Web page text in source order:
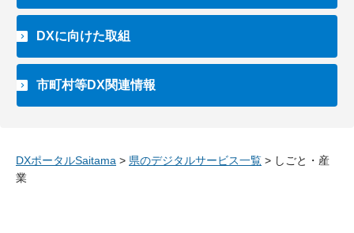
DXに向けた取組
市町村等DX関連情報
DXポータルSaitama > 県のデジタルサービス一覧 > しごと・産
業